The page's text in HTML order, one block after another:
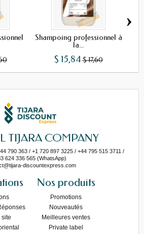
Shampoing professionnel à
la...
$ 15,84 $ 17,60
›
TIJARA COMPANY
790 363 / +1 720 897 3225 / +44 795 515 3711 /
624 336 565 (WhatsApp)
discountexpress.com
site
Nos produits
Promotions
Nouveautés
Meilleures ventes
Private label